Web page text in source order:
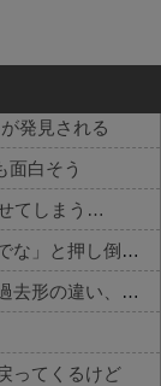
発見される
面白そう
てしまう…
夫さん、妻に「天井のシミ数えてれば終わるでな」と押し倒されて性行為 → 凄いことになるｗｗｗｗｗ
イギリス人に説明してもらった現在完了形と過去形の違い、過去一で分かりやすいｗｗｗｗｗｗ
ってくるけど